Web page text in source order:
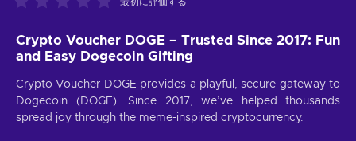
Crypto Voucher DOGE – Trusted Since 2017: Fun
and Easy Dogecoin Gifting
Crypto Voucher DOGE provides a playful, secure gateway to
Dogecoin (DOGE). Since 2017, we’ve helped thousands
spread joy through the meme-inspired cryptocurrency.